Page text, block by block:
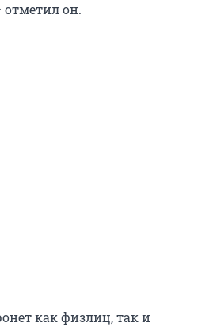
отметил он.
как физлиц, так и